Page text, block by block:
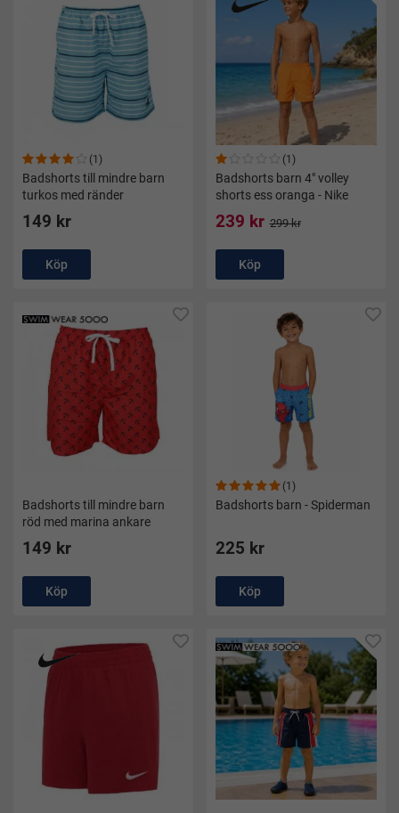
(1)
Badshorts till mindre barn
turkos med ränder
149 kr
Köp
(1)
Badshorts barn 4" volley
shorts ess oranga - Nike
239 kr 299 kr
Köp
Badshorts till mindre barn
röd med marina ankare
149 kr
Köp
(1)
Badshorts barn - Spiderman
225 kr
Köp